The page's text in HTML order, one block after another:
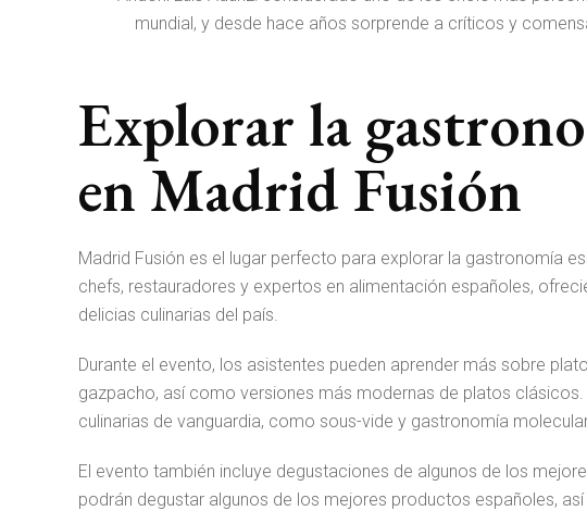
mundial, y desde hace años sorprende a críticos y
Explorar la
en Madrid Fusión
Madrid Fusión es el lugar perfecto para explorar la gastronomía
chefs, restauradores y expertos en alimentación españoles,
delicias culinarias del país.
Durante el evento, los asistentes pueden aprender más sobre
gazpacho, así como versiones más modernas de platos
culinarias de vanguardia, como sous-vide y gastronomía
El evento también incluye degustaciones de algunos de los
podrán degustar algunos de los mejores productos españoles,